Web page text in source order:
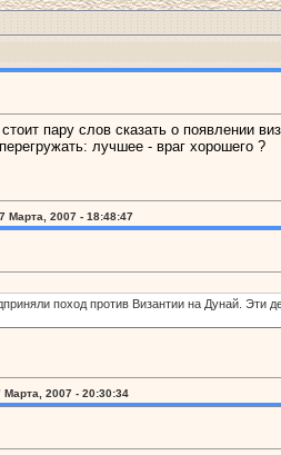
пару слов сказать о появлении
лучшее - враг хорошего ?
Марта, 2007 - 18:48:47
поход против Византии на Дунай.
Марта, 2007 - 20:30:34